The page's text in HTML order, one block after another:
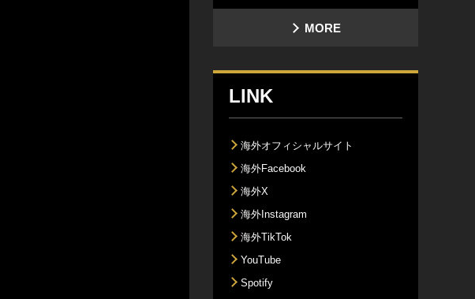
MORE
LINK
海外オフィシャルサイト
海外Facebook
海外X
海外Instagram
海外TikTok
YouTube
Spotify